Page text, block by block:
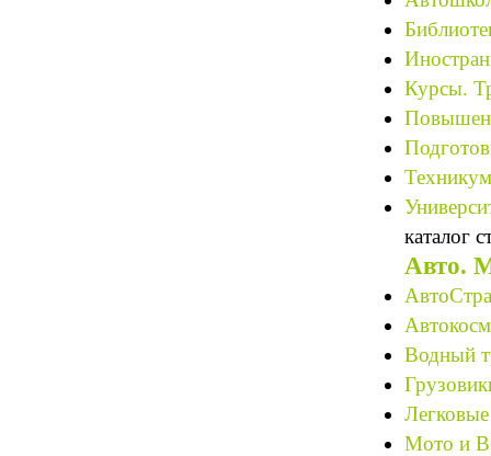
Курсы.
каталог
Авто.
Водный
Мото и